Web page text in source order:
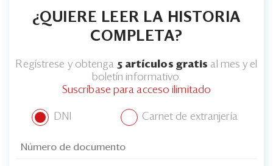
¿QUIERE LEER LA HISTORIA
COMPLETA?
Regístrese y obtenga 5 artículos gratis al mes y el
boletín informativo.
Suscríbase para acceso ilimitado
DNI Carnet de extranjería